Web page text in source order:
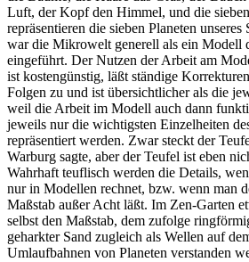
Luft, der Kopf den Himmel, und die
repräsentieren die sieben Planeten
war die Mikrowelt generell als ein Modell
eingeführt. Der Nutzen der Arbeit am
ist kostengünstig, läßt ständige
Folgen zu und ist übersichtlicher als die
weil die Arbeit im Modell auch dann
jeweils nur die wichtigsten Einzelheiten
repräsentiert werden. Zwar steckt der
Warburg sagte, aber der Teufel ist eben
Wahrhaft teuflisch werden die Details,
nur in Modellen rechnet, bzw. wenn man
Maßstab außer Acht läßt. Im Zen-Garten
selbst den Maßstab, dem zufolge
geharkter Sand zugleich als Wellen auf
Umlaufbahnen von Planeten verstanden